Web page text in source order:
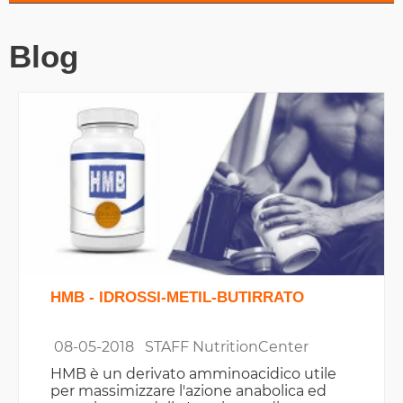
Blog
HMB - IDROSSI-METIL-BUTIRRATO
08-05-2018
STAFF NutritionCenter
HMB è un derivato amminoacidico utile
per massimizzare l'azione anabolica ed